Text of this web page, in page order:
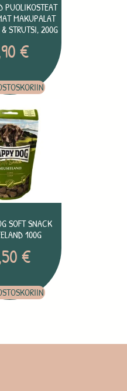
PUOLIKOSTEAT
MAKUPALAT
STRUTSI, 200G
€
SOFT SNACK
100G
€